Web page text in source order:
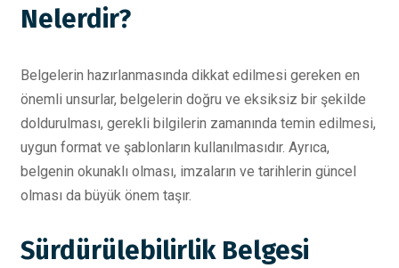
Nelerdir?
Belgelerin hazırlanmasında dikkat edilmesi gereken en
önemli unsurlar, belgelerin doğru ve eksiksiz bir şekilde
doldurulması, gerekli bilgilerin zamanında temin edilmesi,
uygun format ve şablonların kullanılmasıdır. Ayrıca,
belgenin okunaklı olması, imzaların ve tarihlerin güncel
olması da büyük önem taşır.
Sürdürülebilirlik Belgesi